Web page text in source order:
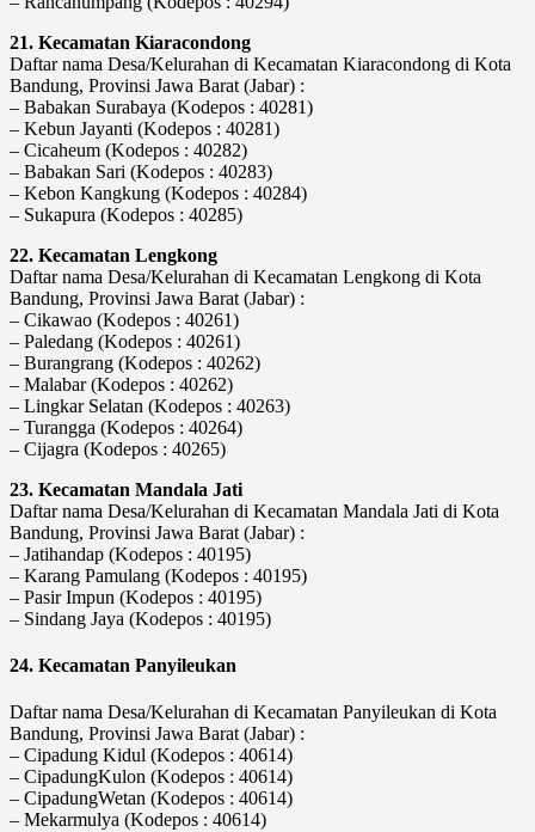
21. Kecamatan Kiaracondong
Daftar nama Desa/Kelurahan di Kecamatan Kiaracondong di Kota
Bandung, Provinsi Jawa Barat (Jabar) :
– Babakan Surabaya (Kodepos : 40281)
– Kebun Jayanti (Kodepos : 40281)
– Cicaheum (Kodepos : 40282)
– Babakan Sari (Kodepos : 40283)
– Kebon Kangkung (Kodepos : 40284)
– Sukapura (Kodepos : 40285)
22. Kecamatan Lengkong
Daftar nama Desa/Kelurahan di Kecamatan Lengkong di Kota
Bandung, Provinsi Jawa Barat (Jabar) :
– Cikawao (Kodepos : 40261)
– Paledang (Kodepos : 40261)
– Burangrang (Kodepos : 40262)
– Malabar (Kodepos : 40262)
– Lingkar Selatan (Kodepos : 40263)
– Turangga (Kodepos : 40264)
– Cijagra (Kodepos : 40265)
23. Kecamatan Mandala Jati
Daftar nama Desa/Kelurahan di Kecamatan Mandala Jati di Kota
Bandung, Provinsi Jawa Barat (Jabar) :
– Jatihandap (Kodepos : 40195)
– Karang Pamulang (Kodepos : 40195)
– Pasir Impun (Kodepos : 40195)
– Sindang Jaya (Kodepos : 40195)
24. Kecamatan Panyileukan
Daftar nama Desa/Kelurahan di Kecamatan Panyileukan di Kota
Bandung, Provinsi Jawa Barat (Jabar) :
– Cipadung Kidul (Kodepos : 40614)
– CipadungKulon (Kodepos : 40614)
– CipadungWetan (Kodepos : 40614)
– Mekarmulya (Kodepos : 40614)